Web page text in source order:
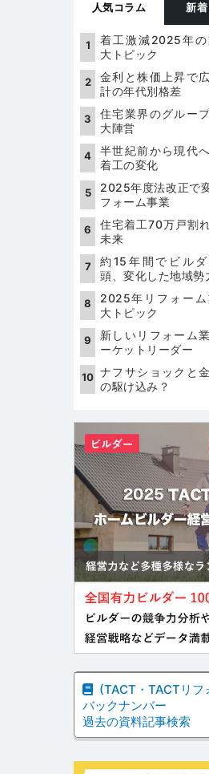
人気コラム 新
着工激減2025年
大トピック
金利と株価上昇で
計の年代別格差
住宅業界のグルー
大陣営
半世紀前から現代
着工の変化
2025年度法改正で
フォーム事業
住宅着工70万戸割
未来
約15年間でビル
頭、変化した地域勢
2025年リフォー
大トピック
新しいリフォーム
ーケットリーダー
ナフサショックと
の駆け込み？
(TACT・TACTリフ
バックナンバー
過去の資料記事検索